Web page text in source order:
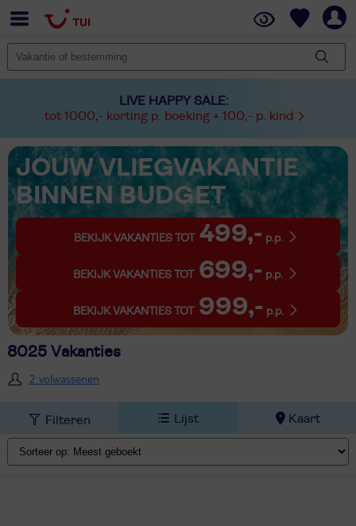
LIVE HAPPY SALE:
tot 1000,- korting p. boeking + 100,- p. kind
JOUW VLIEGVAKANTIE
BINNEN BUDGET
BEKIJK VAKANTIES TOT 499,- p.p.
BEKIJK VAKANTIES TOT 699,- p.p.
BEKIJK VAKANTIES TOT 999,- p.p.
8025 Vakanties
2 volwassenen
Filteren Lijst Kaart